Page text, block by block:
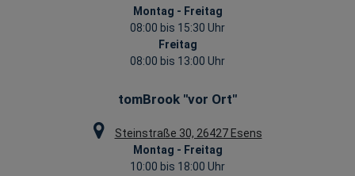
Montag - Freitag
08:00 bis 15:30 Uhr
Freitag
08:00 bis 13:00 Uhr
tomBrook "vor Ort"
Steinstraße 30, 26427 Esens
Montag - Freitag
10:00 bis 18:00 Uhr